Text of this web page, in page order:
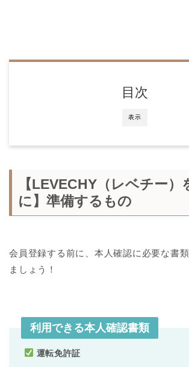
表示
目次
【LEVECHY（レベチー）
に】準備するもの
会員登録する前に、本人確認に必要な書
ましょう！
利用できる本人確認書類
運転免許証